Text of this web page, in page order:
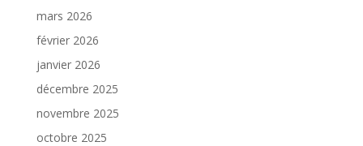
mars 2026
février 2026
janvier 2026
décembre 2025
novembre 2025
octobre 2025